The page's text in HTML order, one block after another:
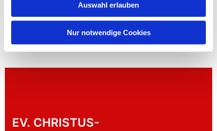
Auswahl erlauben
Nur notwendige Cookies
EV. CHRISTUS-